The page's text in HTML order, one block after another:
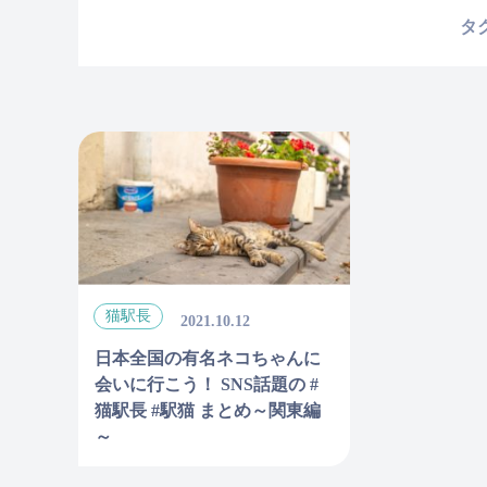
タ
猫駅長 2021.10.12
日本全国の有名ネコちゃんに
会いに行こう！ SNS話題の #
猫駅長 #駅猫 まとめ～関東編
～